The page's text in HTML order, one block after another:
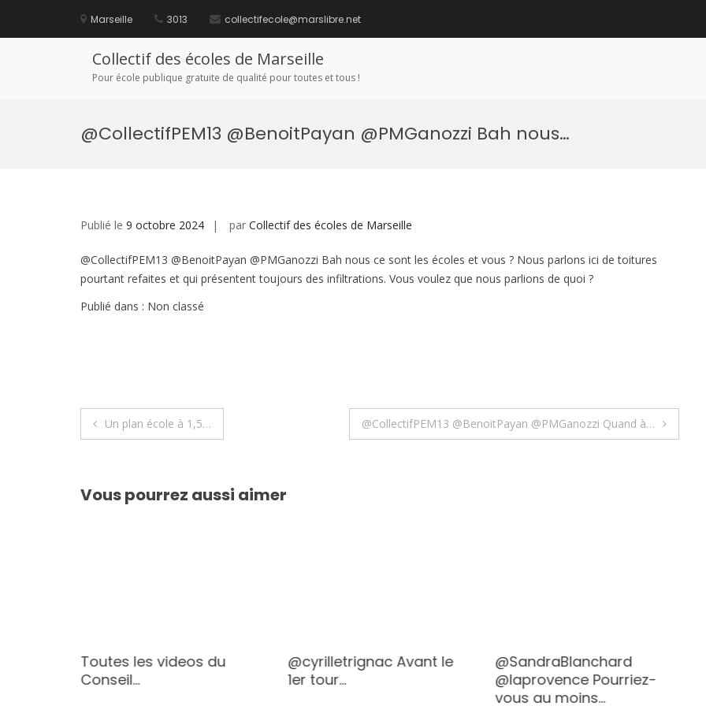
contenu
Marseille 3013 collectifecole@marslibre.net
Collectif des écoles de Marseille
Pour école publique gratuite de qualité pour toutes et tous !
@CollectifPEM13 @BenoitPayan @PMGanozzi Bah nous…
Publié le 9 octobre 2024 par Collectif des écoles de Marseille
@CollectifPEM13 @BenoitPayan @PMGanozzi Bah nous ce sont les écoles et vous ? Nous parlons ici de toitures
pourtant refaites et qui présentent toujours des infiltrations. Vous voulez que nous parlions de quoi ?
Publié dans : Non classé
Navigation
l’article
Un plan école à 1,5… @CollectifPEM13 @BenoitPayan @PMGanozzi Quand à…
Vous pourrez aussi aimer
Toutes les videos du
Conseil…
@cyrilletrignac Avant le
1er tour…
@SandraBlanchard
@laprovence Pourriez-
vous au moins…